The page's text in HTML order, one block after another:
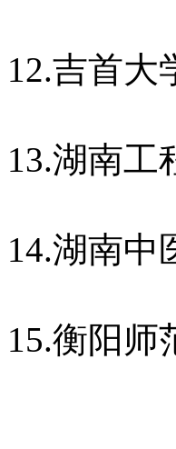
12.吉首大
13.湖南工
14.湖南中
15.衡阳师